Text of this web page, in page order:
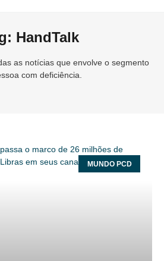
HandTalk
as notícias que envolve o segmento
com deficiência.
MUNDO PCD